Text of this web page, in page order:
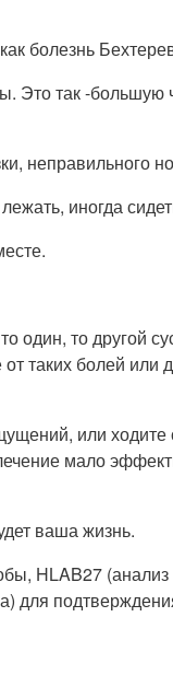
болезнь
Это так -
неправильного
иногда
то другой
таких болей
или
мало
ваша жизнь.
(анализ
для